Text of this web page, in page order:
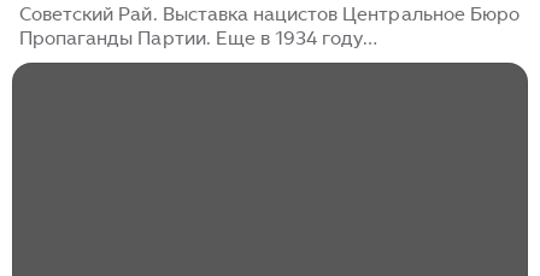
Советский Рай. Выставка нацистов Центральное Бюро
Пропаганды Партии. Еще в 1934 году
Рейхспропагандалейтунг НСДАП организовал